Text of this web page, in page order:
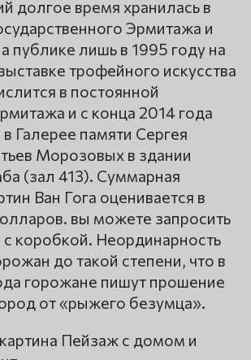
долгое время хранилась в
Эрмитажа и
публике лишь в 1995 году на
трофейного искусства
в постоянной
и с конца 2014 года
Галерее памяти Сергея
Морозовых в здании
(зал 413). Суммарная
Ван Гога оценивается в
вы можете запросить
с коробкой. Неординарность
до такой степени, что в
горожане пишут прошение
от «рыжего безумца».